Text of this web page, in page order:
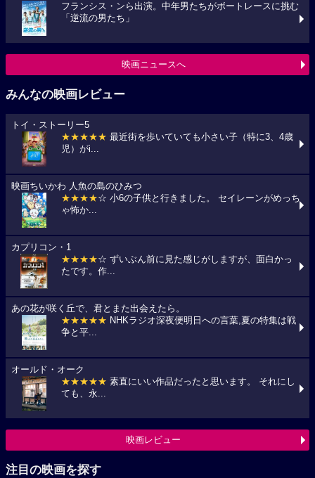
フランシス・ンら出演。中年男たちがボートレースに挑む
「逆流の男たち」
映画ニュースへ
みんなの映画レビュー
トイ・ストーリー5
★★★★★ 最近街を歩いていても小さい子（特に3、4歳
児）がi...
映画ちいかわ 人魚の島のひみつ
★★★★☆ 小6の子供と行きました。 セイレーンがめっち
ゃ怖か...
カプリコン・1
★★★★☆ ずいぶん前に見た感じがしますが、面白かっ
たです。作...
あの花が咲く丘で、君とまた出会えたら。
★★★★★ NHKラジオ深夜便明日への言葉,夏の特集は戦
争と平...
オールド・オーク
★★★★★ 素直にいい作品だったと思います。 それにし
ても、永...
映画レビュー
注目の映画を探す